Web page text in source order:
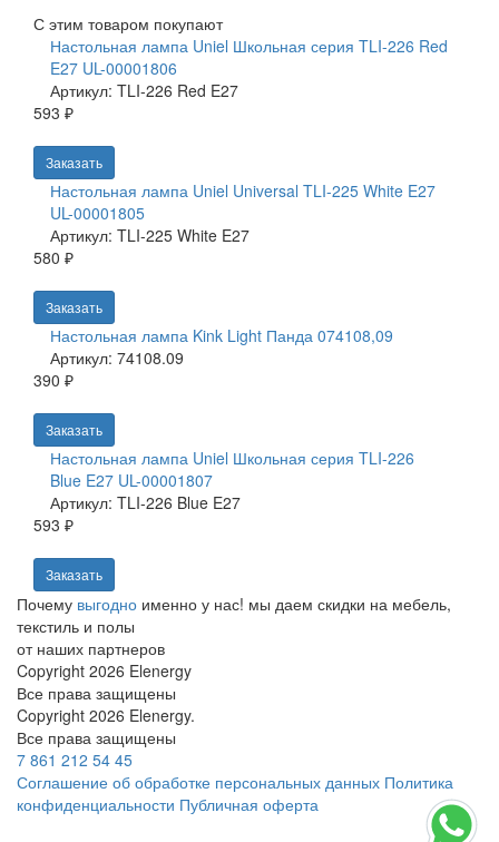
С этим товаром покупают
Настольная лампа Uniel Школьная серия TLI-226 Red
E27 UL-00001806
Артикул: TLI-226 Red E27
593 ₽
Заказать
Настольная лампа Uniel Universal TLI-225 White E27
UL-00001805
Артикул: TLI-225 White E27
580 ₽
Заказать
Настольная лампа Kink Light Панда 074108,09
Артикул: 74108.09
390 ₽
Заказать
Настольная лампа Uniel Школьная серия TLI-226
Blue E27 UL-00001807
Артикул: TLI-226 Blue E27
593 ₽
Заказать
Почему выгодно именно у нас! мы даем скидки на мебель,
текстиль и полы
от наших партнеров
Copyright 2026 Elenergy
Все права защищены
Copyright 2026 Elenergy.
Все права защищены
7 861 212 54 45
Соглашение об обработке персональных данных Политика
конфиденциальности Публичная оферта